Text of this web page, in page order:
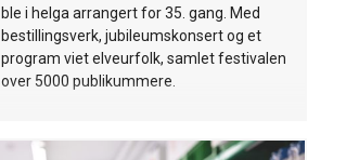
ble i helga arrangert for 35. gang. Med
bestillingsverk, jubileumskonsert og et
program viet elveurfolk, samlet festivalen
over 5000 publikummere.